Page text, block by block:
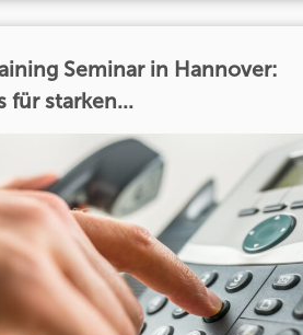
Seminar in Hannover:
für starken...